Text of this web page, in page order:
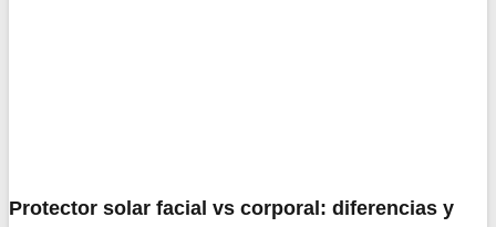
Protector solar facial vs corporal: diferencias y